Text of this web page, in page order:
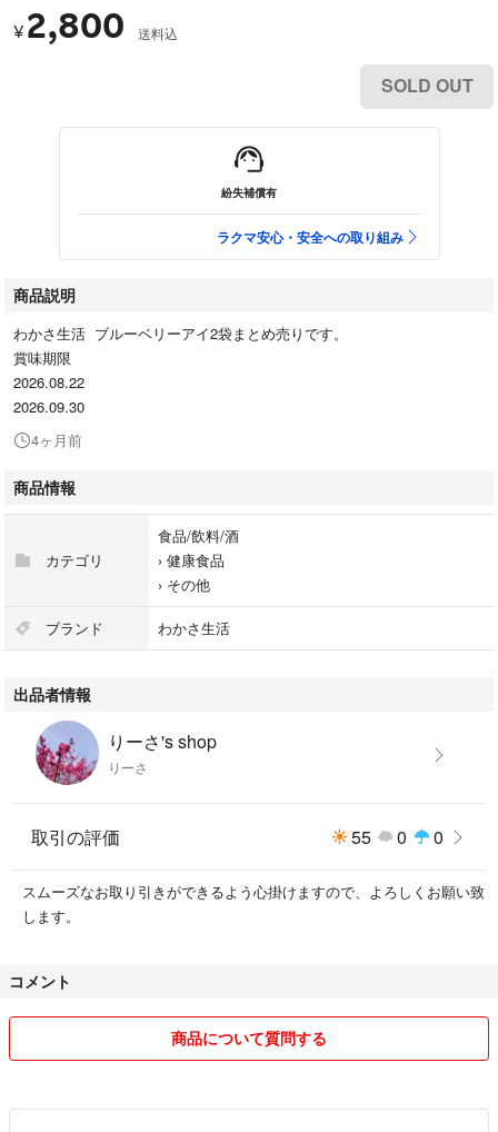
¥ 2,800 送料込
SOLD OUT
紛失補償有
ラクマ安心・安全への取り組み
商品説明
わかさ生活 ブルーベリーアイ2袋まとめ売りです。
賞味期限
2026.08.22
2026.09.30
4ヶ月前
商品情報
カテゴリ
食品/飲料/酒
› 健康食品
› その他
ブランド わかさ生活
出品者情報
りーさ's shop
りーさ
取引の評価 55 0 0
スムーズなお取り引きができるよう心掛けますので、よろしくお願い致
します。
コメント
商品について質問する